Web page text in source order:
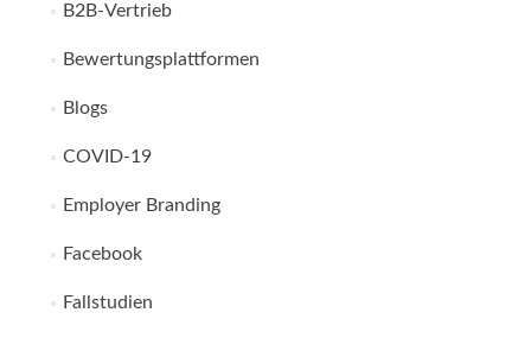
B2B-Vertrieb
Bewertungsplattformen
Blogs
COVID-19
Employer Branding
Facebook
Fallstudien